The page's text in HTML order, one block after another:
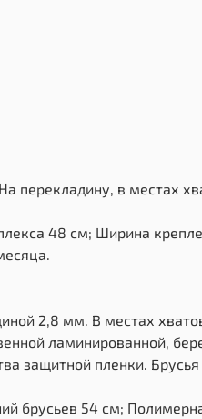
перекладину, в местах
48 см; Ширина
2,8 мм. В местах
ламинированной,
защитной пленки.
брусьев 54 см;